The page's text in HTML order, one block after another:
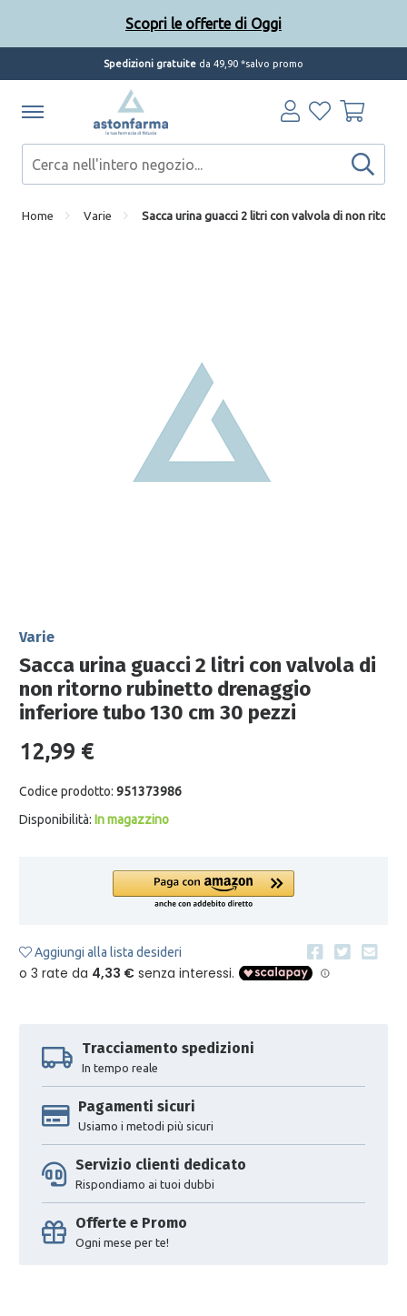
Spedizioni gratuite da 49,90 *salvo promo
Home Varie Sacca urina guacci 2 litri con valvola di non
Varie
Sacca urina guacci 2 litri con valvola di
non ritorno rubinetto drenaggio
inferiore tubo 130 cm 30 pezzi
12,99 €
Codice prodotto: 951373986
Disponibilità: In magazzino
Aggiungi alla lista desideri
Tracciamento spedizioni
In tempo reale
Pagamenti sicuri
Usiamo i metodi più sicuri
Servizio clienti dedicato
Rispondiamo ai tuoi dubbi
Offerte e Promo
Ogni mese per te!
Scopri le offerte di Oggi